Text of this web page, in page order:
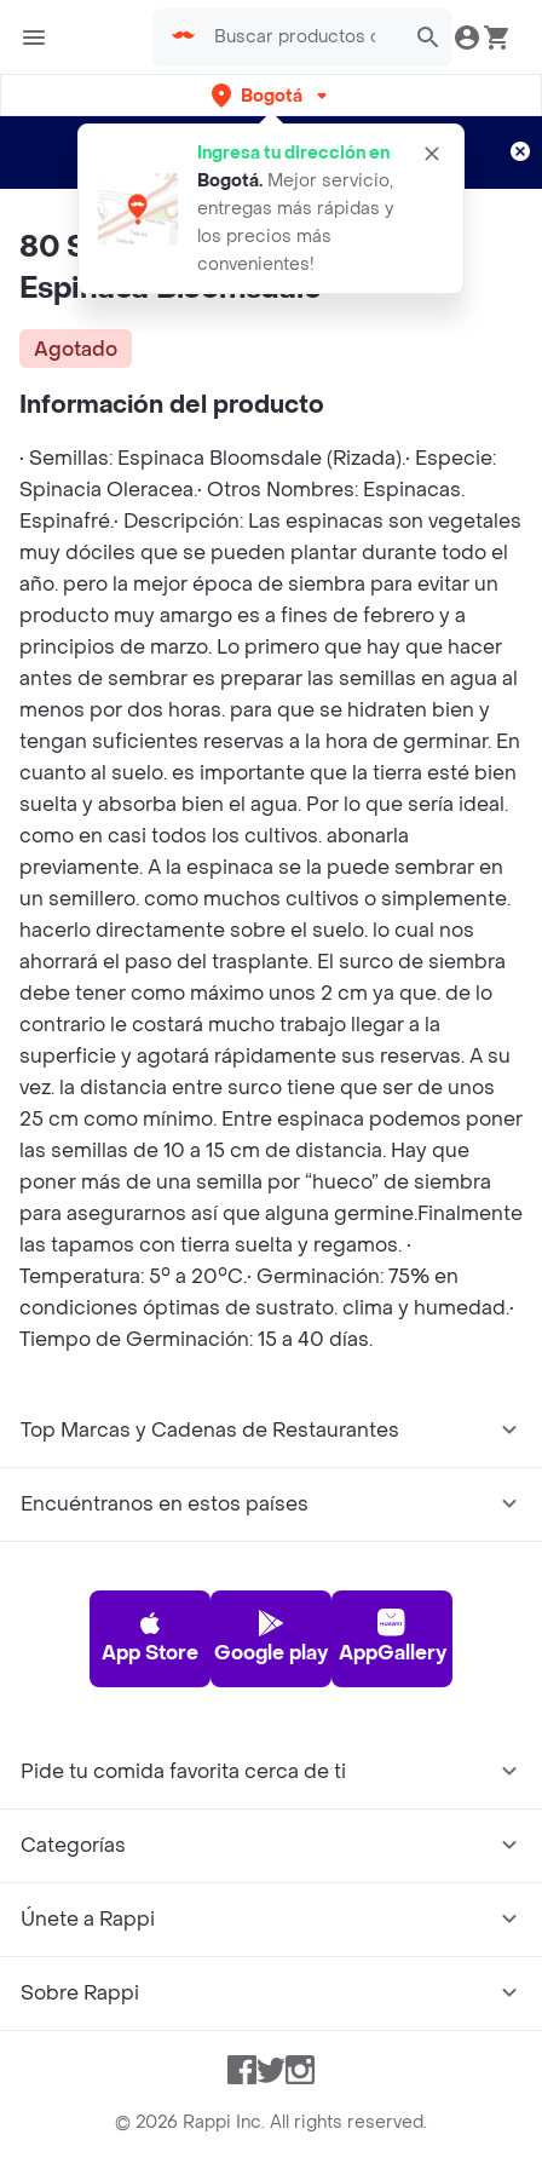
Bogotá
Ingresa tu dirección en
Bogotá. Mejor servicio,
entregas más rápidas y
los precios más
convenientes!
envíos gratis por semanas
Aplican TyC
80 Semillas Orgánicas De
Espinaca Bloomsdale
Agotado
Información del producto
• Semillas: Espinaca Bloomsdale (Rizada).• Especie:
Spinacia Oleracea.• Otros Nombres: Espinacas.
Espinafré.• Descripción: Las espinacas son vegetales
muy dóciles que se pueden plantar durante todo el
año. pero la mejor época de siembra para evitar un
producto muy amargo es a fines de febrero y a
principios de marzo. Lo primero que hay que hacer
antes de sembrar es preparar las semillas en agua al
menos por dos horas. para que se hidraten bien y
tengan suficientes reservas a la hora de germinar. En
cuanto al suelo. es importante que la tierra esté bien
suelta y absorba bien el agua. Por lo que sería ideal.
como en casi todos los cultivos. abonarla
previamente. A la espinaca se la puede sembrar en
un semillero. como muchos cultivos o simplemente.
hacerlo directamente sobre el suelo. lo cual nos
ahorrará el paso del trasplante. El surco de siembra
debe tener como máximo unos 2 cm ya que. de lo
contrario le costará mucho trabajo llegar a la
superficie y agotará rápidamente sus reservas. A su
vez. la distancia entre surco tiene que ser de unos
25 cm como mínimo. Entre espinaca podemos poner
las semillas de 10 a 15 cm de distancia. Hay que
poner más de una semilla por “hueco” de siembra
para asegurarnos así que alguna germine.Finalmente
las tapamos con tierra suelta y regamos. •
Temperatura: 5° a 20°C.• Germinación: 75% en
condiciones óptimas de sustrato. clima y humedad.•
Tiempo de Germinación: 15 a 40 días.
Top Marcas y Cadenas de Restaurantes
Encuéntranos en estos países
App Store Google play AppGallery
Pide tu comida favorita cerca de ti
Categorías
Únete a Rappi
Sobre Rappi
Facebook
TwitterInstagram
© 2026 Rappi Inc. All rights reserved.